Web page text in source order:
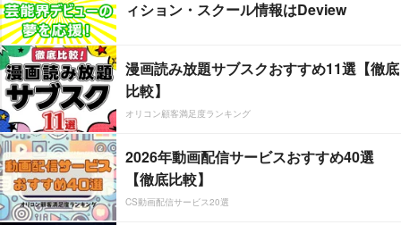
ィション・スクール情報はDeview
漫画読み放題サブスクおすすめ11選【徹底
比較】
オリコン顧客満足度ランキング
2026年動画配信サービスおすすめ40選
【徹底比較】
CS動画配信サービス20選